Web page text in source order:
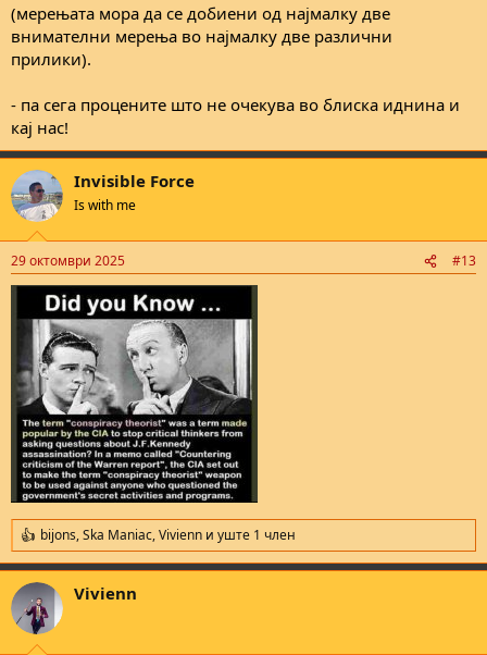
(мерењата мора да се добиени од најмалку две
внимателни мерења во најмалку две различни
прилики).
- па сега процените што не очекува во блиска иднина и
кај нас!
Invisible Force
Is with me
29 октомври 2025 #13
R
e
a
c
i
bijons,Ska Maniac,Vivienn и уште 1 член
Vivienn